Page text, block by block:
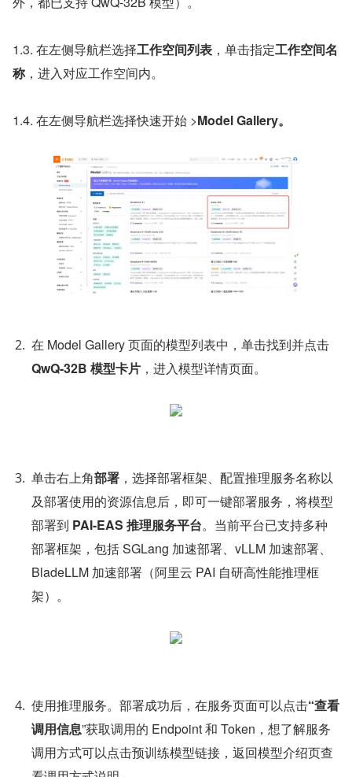
1.3. 在左侧导航栏选择工作空间列表 ，单击指定工作空间名
称 ，进入对应工作空间内。
1.4. 在左侧导航栏选择快速开始 >Model Gallery。
QwQ-32B 模型卡片 ，进入模型详情页面。
单击右上角部署 ，选择部署框架、配置推理服务名称以
及部署使用的资源信息后，即可一键部署服务，将模型
部署到 PAI-EAS 推理服务平台。当前平台已支持多种
部署框架，包括 SGLang 加速部署、vLLM 加速部署、
BladeLLM 加速部署（阿里云 PAI 自研高性能推理框
架）。
使用推理服务。部署成功后，在服务页面可以点击“查看
调用信息”获取调用的 Endpoint 和 Token，想了解服务
调用方式可以点击预训练模型链接，返回模型介绍页查